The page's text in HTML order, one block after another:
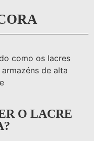
O LACRE